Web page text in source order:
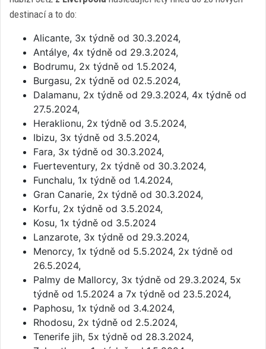
destinací a to do:
Alicante, 3x týdně od 30.3.2024,
Antálye, 4x týdně od 29.3.2024,
Bodrumu, 2x týdně od 1.5.2024,
Burgasu, 2x týdně od 02.5.2024,
Dalamanu, 2x týdně od 29.3.2024, 4x týdně od
27.5.2024,
Heraklionu, 2x týdně od 3.5.2024,
Ibizu, 3x týdně od 3.5.2024,
Fara, 3x týdně od 30.3.2024,
Fuerteventury, 2x týdně od 30.3.2024,
Funchalu, 1x týdně od 1.4.2024,
Gran Canarie, 2x týdně od 30.3.2024,
Korfu, 2x týdně od 3.5.2024,
Kosu, 1x týdně od 3.5.2024
Lanzarote, 3x týdně od 29.3.2024,
Menorcy, 1x týdně od 5.5.2024, 2x týdně od
26.5.2024,
Palmy de Mallorcy, 3x týdně od 29.3.2024, 5x
týdně od 1.5.2024 a 7x týdně od 23.5.2024,
Paphosu, 1x týdně od 3.4.2024,
Rhodosu, 2x týdně od 2.5.2024,
Tenerife jih, 5x týdně od 28.3.2024,